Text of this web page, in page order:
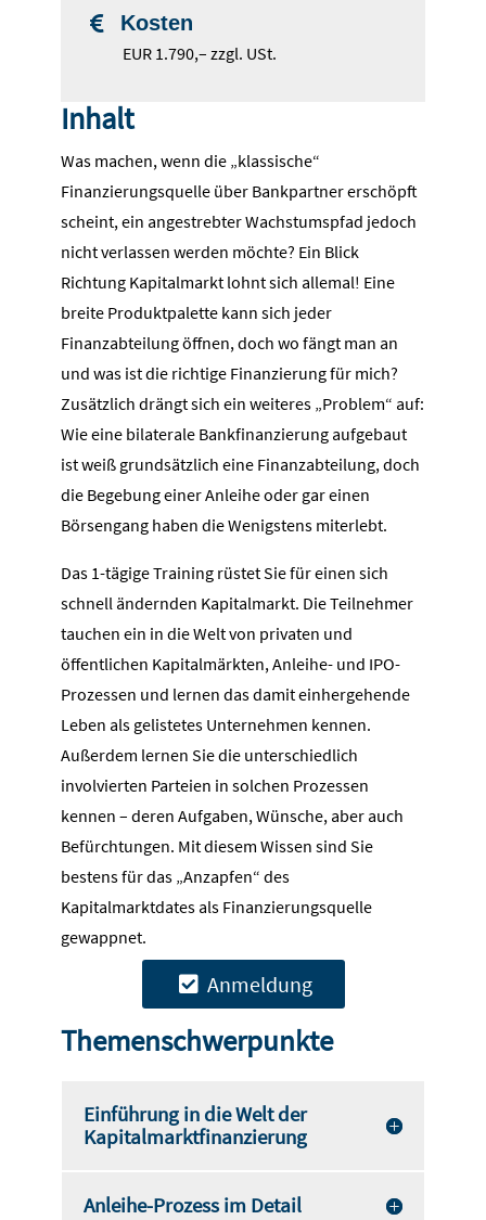
 Kosten
EUR 1.790,– zzgl. USt.
Inhalt
Was machen, wenn die „klassische“
Finanzierungsquelle über Bankpartner erschöpft
scheint, ein angestrebter Wachstumspfad jedoch
nicht verlassen werden möchte? Ein Blick
Richtung Kapitalmarkt lohnt sich allemal! Eine
breite Produktpalette kann sich jeder
Finanzabteilung öffnen, doch wo fängt man an
und was ist die richtige Finanzierung für mich?
Zusätzlich drängt sich ein weiteres „Problem“ auf:
Wie eine bilaterale Bankfinanzierung aufgebaut
ist weiß grundsätzlich eine Finanzabteilung, doch
die Begebung einer Anleihe oder gar einen
Börsengang haben die Wenigstens miterlebt.
Das 1-tägige Training rüstet Sie für einen sich
schnell ändernden Kapitalmarkt. Die Teilnehmer
tauchen ein in die Welt von privaten und
öffentlichen Kapitalmärkten, Anleihe- und IPO-
Prozessen und lernen das damit einhergehende
Leben als gelistetes Unternehmen kennen.
Außerdem lernen Sie die unterschiedlich
involvierten Parteien in solchen Prozessen
kennen – deren Aufgaben, Wünsche, aber auch
Befürchtungen. Mit diesem Wissen sind Sie
bestens für das „Anzapfen“ des
Kapitalmarktdates als Finanzierungsquelle
gewappnet.
Anmeldung
Themenschwerpunkte
Einführung in die Welt der
Kapitalmarktfinanzierung
Anleihe-Prozess im Detail